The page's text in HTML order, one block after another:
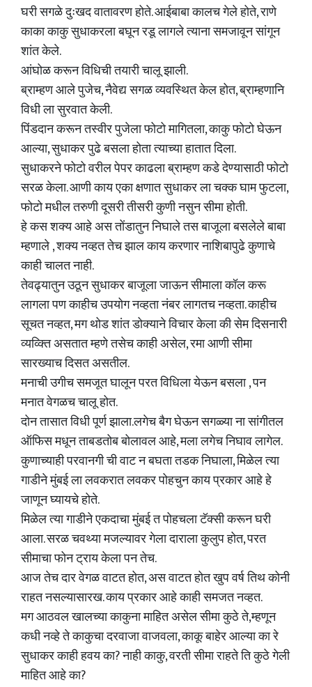
घरी सगळे दुःखद वातावरण होते. आईबाबा कालच गेले होते, राणे
काका काकु सुधाकरला बघून रडू लागले त्याना समजावून सांगून
शांत केले.
आंघोळ करून विधिची तयारी चालू झाली.
ब्राम्हण आले पुजेच, नैवेद्य सगळ व्यवस्थित केल होत, ब्राम्हणानि
विधी ला सुरवात केली.
पिंडदान करून तस्वीर पुजेला फोटो मागितला, काकु फोटो घेऊन
आल्या, सुधाकर पुढे बसला होता त्याच्या हातात दिला.
सुधाकरने फोटो वरील पेपर काढला ब्राम्हण कडे देण्यासाठी फोटो
सरळ केला. आणी काय एका क्षणात सुधाकर ला चक्क घाम फुटला,
फोटो मधील तरुणी दूसरी तीसरी कुणी नसुन सीमा होती.
हे कस शक्य आहे अस तोंडातुन निघाले तस बाजूला बसलेले बाबा
म्हणाले , शक्य नव्हत तेच झाल काय करणार नाशिबापुढे कुणाचे
काही चालत नाही.
तेवढ्यातुन उठून सुधाकर बाजूला जाऊन सीमाला कॉल करू
लागला पण काहीच उपयोग नव्हता नंबर लागतच नव्हता. काहीच
सूचत नव्हत, मग थोड शांत डोक्याने विचार केला की सेम दिसनारी
व्यव्क्ति असतात म्हणे तसेच काही असेल, रमा आणी सीमा
सारख्याच दिसत असतील.
मनाची उगीच समजूत घालून परत विधिला येऊन बसला , पन
मनात वेगळच चालू होत.
दोन तासात विधी पूर्ण झाला.लगेच बैग घेऊन सगळ्या ना सांगीतल
ऑफिस मधून ताबडतोब बोलावल आहे, मला लगेच निघाव लागेल.
कुणाच्याही परवानगी ची वाट न बघता तडक निघाला, मिळेल त्या
गाडीने मुंबई ला लवकरात लवकर पोहचुन काय प्रकार आहे हे
जाणून घ्यायचे होते.
मिळेल त्या गाडीने एकदाचा मुंबई त पोहचला टॅक्सी करून घरी
आला. सरळ चवथ्या मजल्यावर गेला दाराला कुलुप होत, परत
सीमाचा फोन ट्राय केला पन तेच.
आज तेच दार वेगळ वाटत होत, अस वाटत होत खुप वर्ष तिथ कोनी
राहत नसल्यासारख. काय प्रकार आहे काही समजत नव्हत.
मग आठवल खालच्या काकुना माहित असेल सीमा कुठे ते,म्हणून
कधी नव्हे ते काकुचा दरवाजा वाजवला, काकू बाहेर आल्या का रे
सुधाकर काही हवय का? नाही काकु, वरती सीमा राहते ति कुठे गेली
माहित आहे का?